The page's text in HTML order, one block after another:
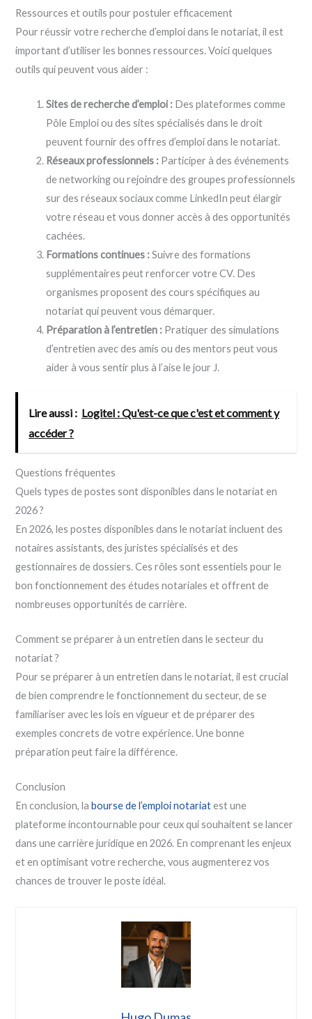
Ressources et outils pour postuler efficacement
Pour réussir votre recherche d’emploi dans le notariat, il est
important d’utiliser les bonnes ressources. Voici quelques
outils qui peuvent vous aider :
Sites de recherche d’emploi : Des plateformes comme
Pôle Emploi ou des sites spécialisés dans le droit
peuvent fournir des offres d’emploi dans le notariat.
Réseaux professionnels : Participer à des événements
de networking ou rejoindre des groupes professionnels
sur des réseaux sociaux comme LinkedIn peut élargir
votre réseau et vous donner accès à des opportunités
cachées.
Formations continues :Suivre des formations
supplémentaires peut renforcer votre CV. Des
organismes proposent des cours spécifiques au
notariat qui peuvent vous démarquer.
Préparation à l’entretien : Pratiquer des simulations
d’entretien avec des amis ou des mentors peut vous
aider à vous sentir plus à l’aise le jour J.
Lire aussi : Logitel : Qu'est-ce que c'est et comment y
accéder ?
Questions fréquentes
Quels types de postes sont disponibles dans le notariat en
2026 ?
En 2026, les postes disponibles dans le notariat incluent des
notaires assistants, des juristes spécialisés et des
gestionnaires de dossiers. Ces rôles sont essentiels pour le
bon fonctionnement des études notariales et offrent de
nombreuses opportunités de carrière.
Comment se préparer à un entretien dans le secteur du
notariat ?
Pour se préparer à un entretien dans le notariat, il est crucial
de bien comprendre le fonctionnement du secteur, de se
familiariser avec les lois en vigueur et de préparer des
exemples concrets de votre expérience. Une bonne
préparation peut faire la différence.
Conclusion
En conclusion, labourse de l’emploi notariatest une
plateforme incontournable pour ceux qui souhaitent se lancer
dans une carrière juridique en 2026. En comprenant les enjeux
et en optimisant votre recherche, vous augmenterez vos
chances de trouver le poste idéal.